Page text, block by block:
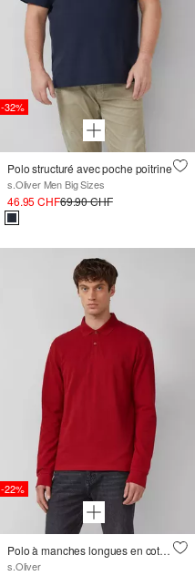
-32%
Polo structuré avec poche poitrine
s.Oliver Men Big Sizes
46.95 CHF69.90 CHF
-22%
Polo à manches longues en coton piqué avec poignets
s.Oliver